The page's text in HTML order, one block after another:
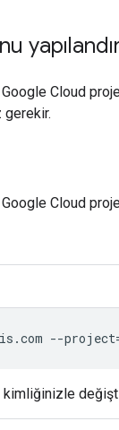
Google Cloud
gerekir.
Google Cloud
--project
kimliğinizle